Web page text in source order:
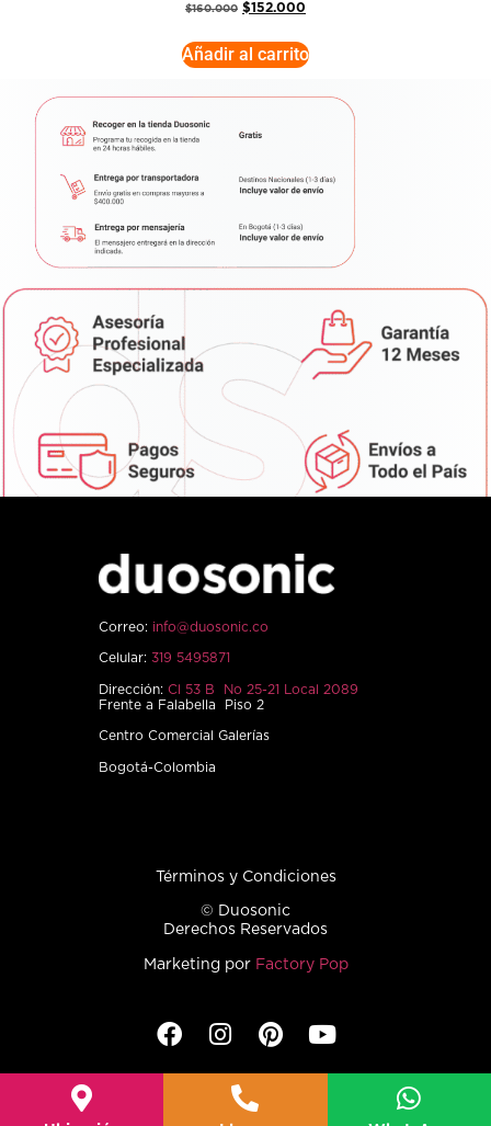
$160.000 $152.000
Añadir al carrito
Correo: info@duosonic.co
Celular: 319 5495871
Dirección: Cl 53 B No 25-21 Local 2089
Frente a Falabella Piso 2
Centro Comercial Galerías
Bogotá-Colombia
Términos y Condiciones
© Duosonic
Derechos Reservados
Marketing por Factory Pop